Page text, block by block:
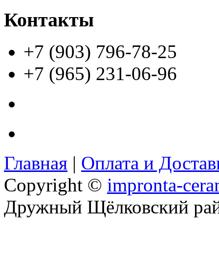
Контакты
+7 (903) 796-78-25
+7 (965) 231-06-96
Главная | Оплата и
Copyright © impronta-
Дружный Щёлковский